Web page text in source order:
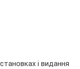
і видання